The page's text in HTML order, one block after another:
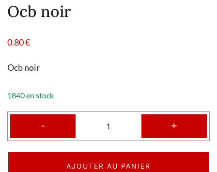
Ocb noir
0.80€
Ocb noir
1840 en stock
- +
AJOUTER AU PANIER